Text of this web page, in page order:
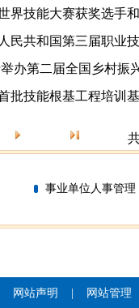
界技能大赛获奖选手
民共和国第三届职业
办第二届全国乡村振
批技能根基工程培训
事业单位人事管理